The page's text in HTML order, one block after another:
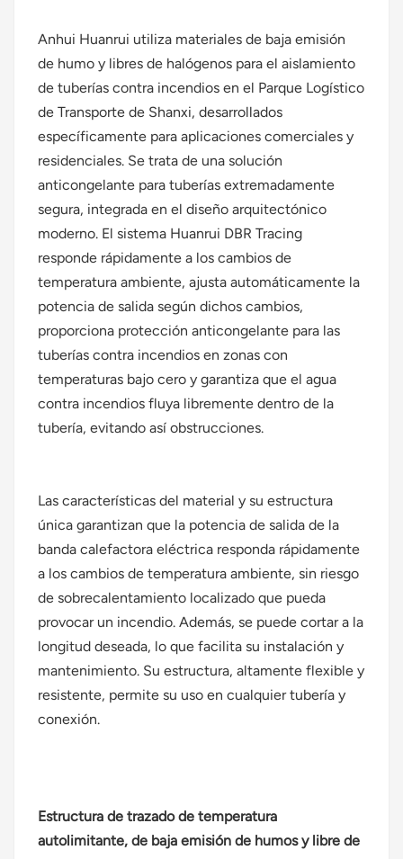
Anhui Huanrui utiliza materiales de baja emisión
de humo y libres de halógenos para el aislamiento
de tuberías contra incendios en el Parque Logístico
de Transporte de Shanxi, desarrollados
específicamente para aplicaciones comerciales y
residenciales. Se trata de una solución
anticongelante para tuberías extremadamente
segura, integrada en el diseño arquitectónico
moderno. El sistema Huanrui DBR Tracing
responde rápidamente a los cambios de
temperatura ambiente, ajusta automáticamente la
potencia de salida según dichos cambios,
proporciona protección anticongelante para las
tuberías contra incendios en zonas con
temperaturas bajo cero y garantiza que el agua
contra incendios fluya libremente dentro de la
tubería, evitando así obstrucciones.
Las características del material y su estructura
única garantizan que la potencia de salida de la
banda calefactora eléctrica responda rápidamente
a los cambios de temperatura ambiente, sin riesgo
de sobrecalentamiento localizado que pueda
provocar un incendio. Además, se puede cortar a la
longitud deseada, lo que facilita su instalación y
mantenimiento. Su estructura, altamente flexible y
resistente, permite su uso en cualquier tubería y
conexión.
Estructura de trazado de temperatura
autolimitante, de baja emisión de humos y libre de